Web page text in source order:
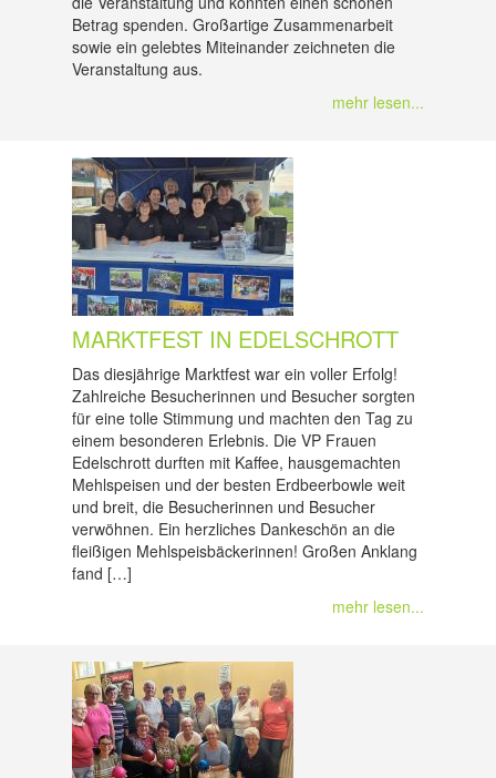
Betrag spenden. Großartige Zusammenarbeit
sowie ein gelebtes Miteinander zeichneten die
Veranstaltung aus.
mehr lesen...
MARKTFEST IN EDELSCHROTT
Das diesjährige Marktfest war ein voller Erfolg!
Zahlreiche Besucherinnen und Besucher sorgten
für eine tolle Stimmung und machten den Tag zu
einem besonderen Erlebnis. Die VP Frauen
Edelschrott durften mit Kaffee, hausgemachten
Mehlspeisen und der besten Erdbeerbowle weit
und breit, die Besucherinnen und Besucher
verwöhnen. Ein herzliches Dankeschön an die
fleißigen Mehlspeisbäckerinnen! Großen Anklang
fand […]
mehr lesen...